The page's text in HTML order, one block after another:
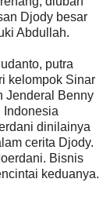
Djody besar
Abdullah.
putra
kelompok Sinar
Jenderal Benny
Indonesia
dinilainya
cerita Djody.
Bisnis
keduanya.